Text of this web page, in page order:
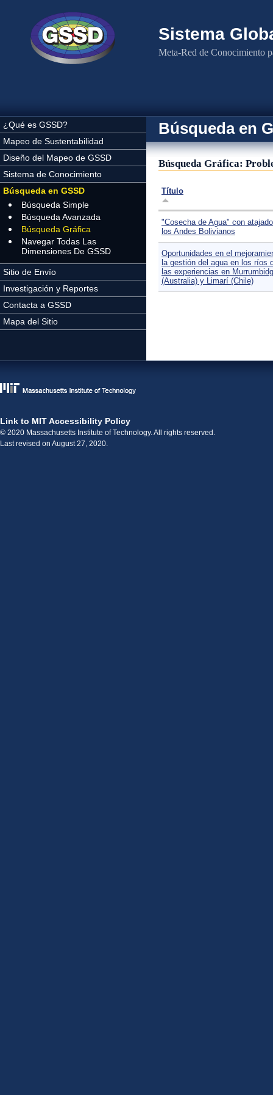
Sistema
Meta-Red de Conocimiento
¿Qué es GSSD?
Mapeo de Sustentabilidad
Diseño del Mapeo de GSSD
Sistema de Conocimiento
Búsqueda en GSSD
Búsqueda Simple
Búsqueda Avanzada
Búsqueda Gráfica
Navegar Todas Las
Dimensiones De GSSD
Sitio de Envío
Investigación y Reportes
Contacta a GSSD
Mapa del Sitio
Búsqueda en
Búsqueda Gráfica:
Título
"Cosecha de Agua" con
los Andes Bolivianos
Oportunidades en el
la gestión del agua en los ríos
las experiencias en
(Australia) y Limarí (Chile)
Link to MIT Accessibility Policy
© 2020 Massachusetts Institute of Technology. All rights reserved.
Last revised on August 27, 2020.